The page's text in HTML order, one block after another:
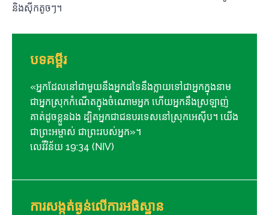
និងស៊ីកតូចៗ។
បទគម្ពីរ
«អ្នក​ដែល​នៅ​ជា​មួយ​នឹង​អ្នក​ដទៃ​នឹង​ក្លាយ​ទៅ​ជា​អ្នក​ក្នុង​នាម​
ជា​អ្នក​ស្រុក​កំណើត​ក្នុង​ចំណោម​អ្នក ហើយ​អ្នក​នឹង​ស្រឡាញ់​
គាត់​ដូច​ខ្លួន​ឯង ដ្បិត​អ្នក​ជា​ជន​បរទេស​នៅ​ស្រុក​អេស៊ីប។ យើង​
ជា​ព្រះ​អម្ចាស់ ជា​ព្រះ​របស់​អ្នក»។
លេវីវិន័យ 19:34 (NIV)
ការសង្កត់ធ្ងន់លើការអធិស្ឋាន